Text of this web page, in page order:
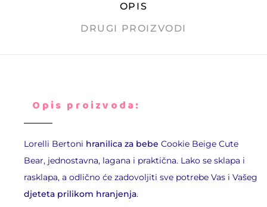
OPIS
DRUGI PROIZVODI
Opis proizvoda:
Lorelli Bertoni hranilica za bebe Cookie Beige Cute
Bear, jednostavna, lagana i praktična. Lako se sklapa i
rasklapa, a odlično će zadovoljiti sve potrebe Vas i Vašeg
djeteta prilikom hranjenja.